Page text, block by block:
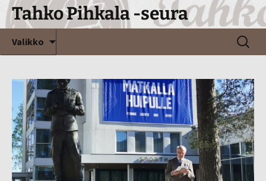
Siirry
sisältöön
Tahko Pihkala -seura
Valikko Haku: